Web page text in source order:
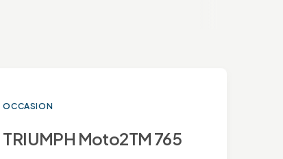
OCCASION
TRIUMPH Moto2TM 765